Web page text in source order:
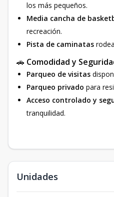
los más pequeños.
Media cancha de
recreación.
Pista de caminatas
🚗 Comodidad y
Parqueo de visitas
Parqueo privado para
Acceso controlado y
tranquilidad.
Unidades